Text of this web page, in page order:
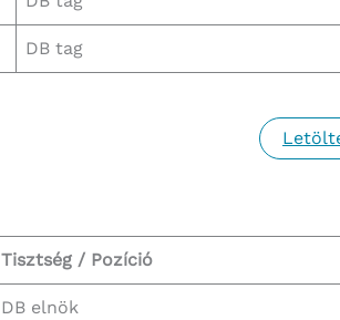
DB tag
Tisztség / Pozíció
DB elnök